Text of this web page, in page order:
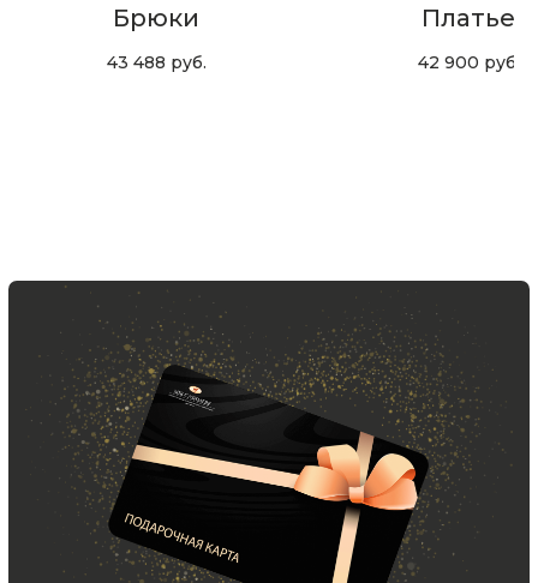
Брюки
43 488 руб.
Платье
42 900 руб.
Подписаться
ООО «МИР КАШЕМИРА» © 2023
Все права защищены.